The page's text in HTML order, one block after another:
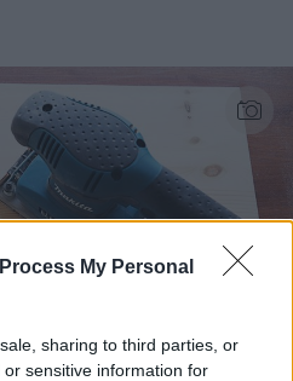
My Personal
sharing to third parties, or
sensitive information for